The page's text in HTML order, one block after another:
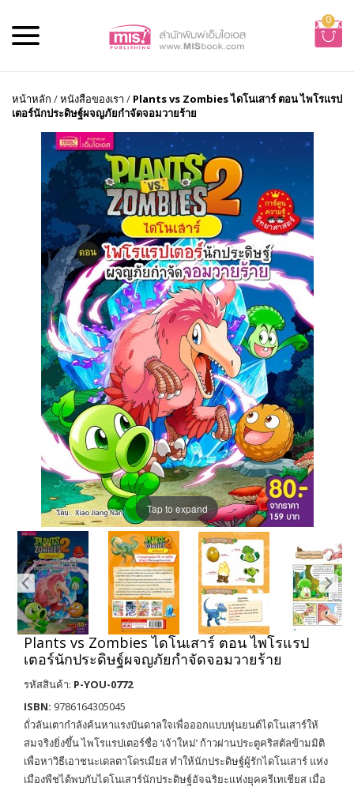
0
หน้าหลัก /หนังสือของเรา / Plants vs Zombies ไดโนเสาร์ ตอน ไพโรแรป
เตอร์นักประดิษฐ์ผจญภัยกำจัดจอมวายร้าย
Tap to expand
Plants vs Zombies ไดโนเสาร์ ตอน ไพโรแรป
เตอร์นักประดิษฐ์ผจญภัยกำจัดจอมวายร้าย
รหัสสินค้า: P-YOU-0772
ISBN: 9786164305045
ถั่วลันเตากำลังค้นหาแรงบันดาลใจเพื่อออกแบบหุ่นยนต์ไดโนเสาร์ให้
สมจริงยิ่งขึ้น ไพโรแรปเตอร์ชื่อ ‘เจ้าใหม่’ ก้าวผ่านประตูคริสตัลข้ามมิติ
เพื่อหาวิธีเอาชนะเดลตาโดรเมียส ทำให้นักประดิษฐ์ผู้รักไดโนเสาร์ แห่ง
เมืองพืชได้พบกับไดโนเสาร์นักประดิษฐ์อัจฉริยะแห่งยุคครีเทเชียส เมื่อ